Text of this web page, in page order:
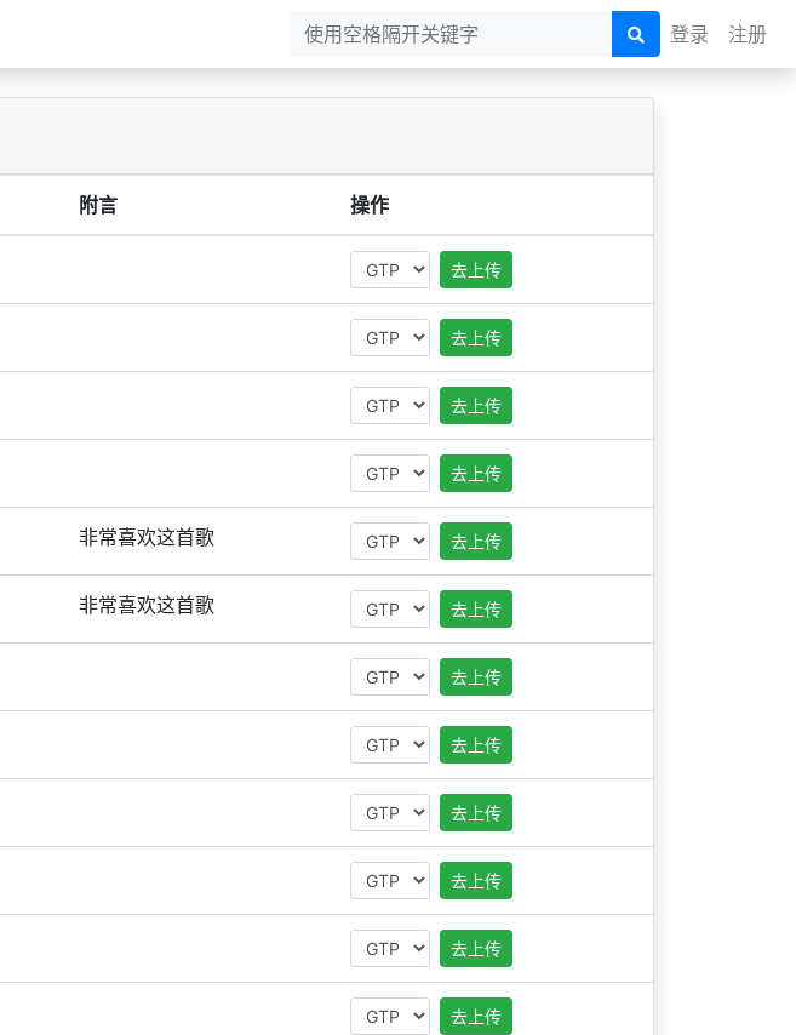
登录 注册
附言 操作
去上传
去上传
去上传
去上传
非常喜欢这首歌 去上传
非常喜欢这首歌 去上传
去上传
去上传
去上传
去上传
去上传
去上传